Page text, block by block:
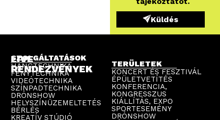
Küldés
LIVE
RENDEZVÉNYEK
SZOLGÁLTATÁSOK
HANGTECHNIKA
FÉNYTECHNIKA
VIDEÓTECHNIKA
SZÍNPADTECHNIKA
DRÓNSHOW
HELYSZÍNÜZEMELTETÉS
BÉRLÉS
KREATÍV STÚDIÓ
TERÜLETEK
KONCERT ÉS FESZTIVÁL
ÉPÜLETVETÍTÉS
KONFERENCIA,
KONGRESSZUS
KIÁLLÍTÁS, EXPO
SPORTESEMÉNY
DRÓNSHOW